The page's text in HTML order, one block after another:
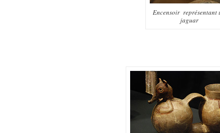
Encensoir représentant
jaguar